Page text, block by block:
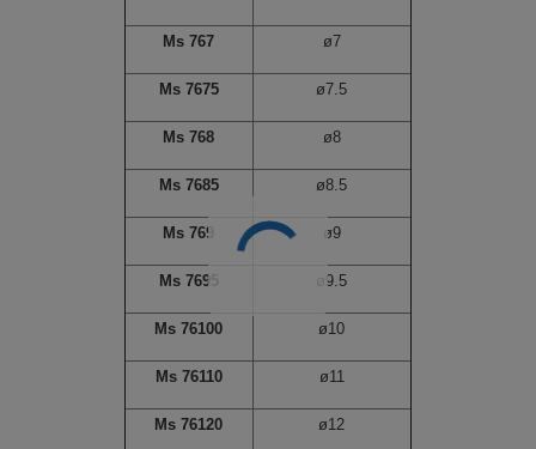
Ms 767 ø7
Ms 7675 ø7.5
Ms 768 ø8
Ms 7685 ø8.5
Ms 769 ø9
Ms 7695 ø9.5
Ms 76100 ø10
Ms 76110 ø11
Ms 76120 ø12